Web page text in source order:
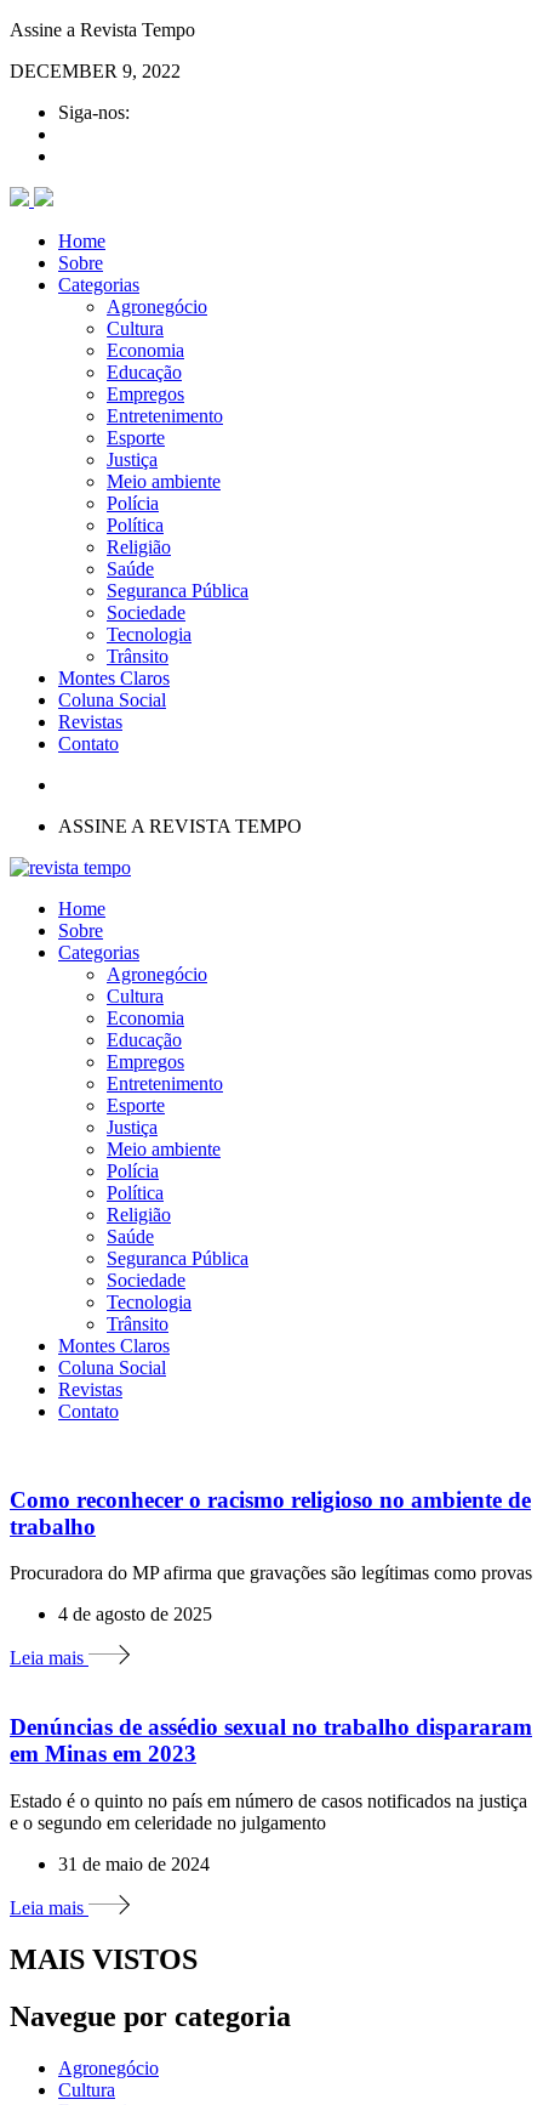
Assine a Revista Tempo
DECEMBER 9, 2022
Siga-nos:
Home
Sobre
Categorias
Agronegócio
Cultura
Economia
Educação
Empregos
Entretenimento
Esporte
Justiça
Meio ambiente
Polícia
Política
Religião
Saúde
Seguranca Pública
Sociedade
Tecnologia
Trânsito
Montes Claros
Coluna Social
Revistas
Contato
ASSINE A REVISTA TEMPO
Home
Sobre
Categorias
Agronegócio
Cultura
Economia
Educação
Empregos
Entretenimento
Esporte
Justiça
Meio ambiente
Polícia
Política
Religião
Saúde
Seguranca Pública
Sociedade
Tecnologia
Trânsito
Montes Claros
Coluna Social
Revistas
Contato
Como reconhecer o racismo religioso no ambiente de
trabalho
Procuradora do MP afirma que gravações são legítimas como provas
4 de agosto de 2025
Leia mais
Denúncias de assédio sexual no trabalho dispararam
em Minas em 2023
Estado é o quinto no país em número de casos notificados na justiça
e o segundo em celeridade no julgamento
31 de maio de 2024
Leia mais
MAIS VISTOS
Navegue por categoria
Agronegócio
Cultura